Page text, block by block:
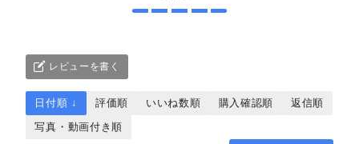
レビューを書く
日付順 ↓ 評価順 いいね数順 購入確認順
返信順
写真・動画付き順